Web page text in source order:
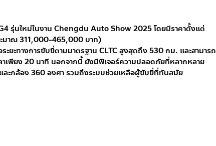
รุ่นใหม่ในงาน Chengdu Auto Show 2025 โดยมีราคาตั้งแต่
าณ 311,000-465,000 บาท)
ะยะทางการขับขี่ตามมาตรฐาน CLTC สูงสุดถึง 530 กม. และสามารถ
าเพียง 20 นาที นอกจากนี้ ยังมีฟีเจอร์ความปลอดภัยที่หลากหลาย
และกล้อง 360 องศา รวมถึงระบบช่วยเหลือผู้ขับขี่ที่ทันสมัย